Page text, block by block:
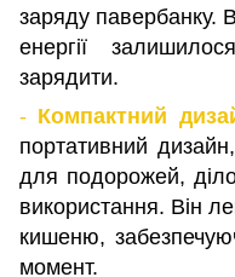
заряду павербанку.
енергії
зарядити.
- Компактний
портативний
для подорожей,
використання. Він
кишеню,
момент.